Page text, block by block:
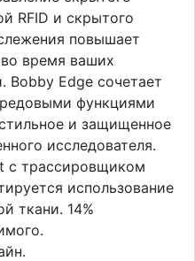
RFID и скрытого
повышает
время ваших
Bobby Edge сочетает
функциями
и защищенное
исследователя.
с трассировщиком
использование
ткани. 14%